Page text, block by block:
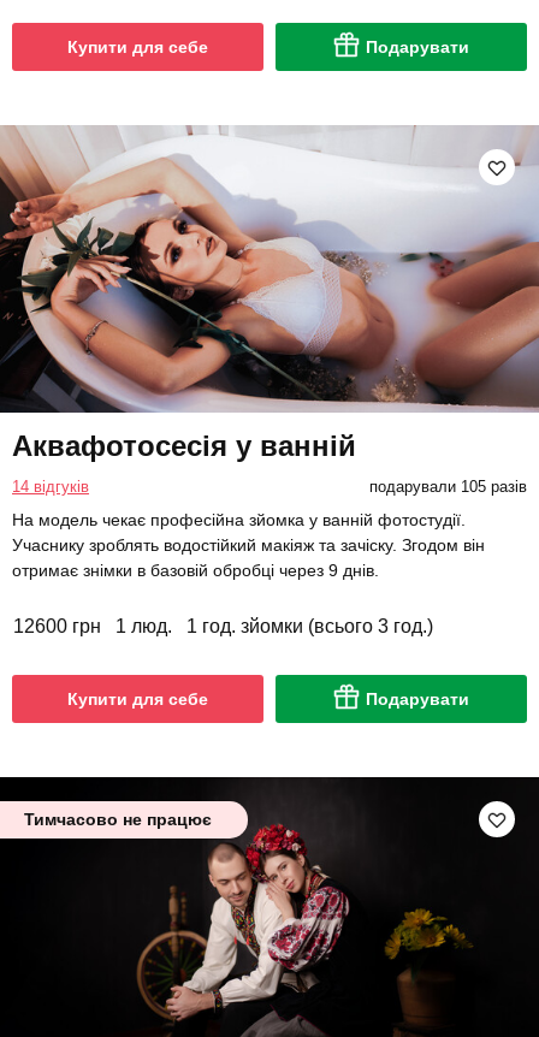
Купити для себе Подарувати
Аквафотосесія у ванній
14 відгуків подарували 105 разів
На модель чекає професійна зйомка у ванній фотостудії.
Учаснику зроблять водостійкий макіяж та зачіску. Згодом він
отримає знімки в базовій обробці через 9 днів.
12600 грн 1 люд. 1 год. зйомки (всього 3 год.)
Купити для себе Подарувати
Тимчасово не працює